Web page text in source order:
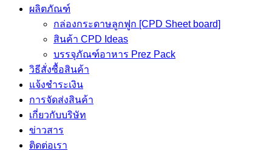
ผลิตภัณฑ์
กล่องกระดาษลูกฟูก [CPD Sheet board]
สินค้า CPD Ideas
บรรจุภัณฑ์อาหาร Prez Pack
วิธีสั่งซื้อสินค้า
แจ้งชำระเงิน
การจัดส่งสินค้า
เกี่ยวกับบริษัท
ข่าวสาร
ติดต่อเรา